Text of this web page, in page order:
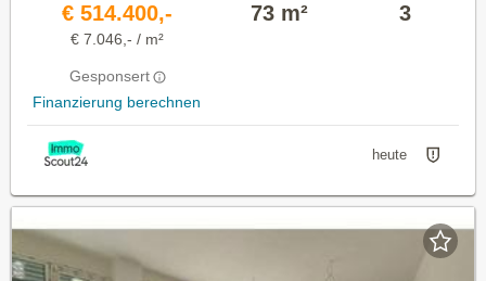
€ 514.400,-
€ 7.046,- / m²
Gesponsert
Finanzierung berechnen
73 m² 3
heute